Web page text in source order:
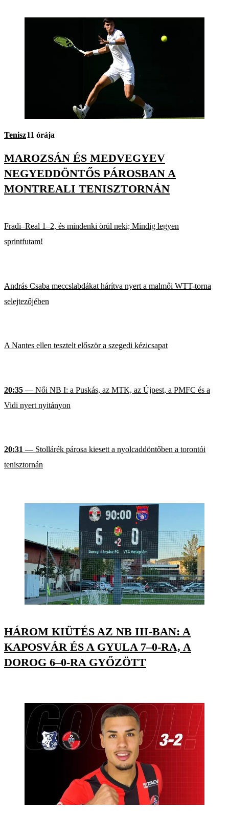
Tenisz11 órája
MAROZSÁN ÉS MEDVEGYEV
NEGYEDDÖNTŐS PÁROSBAN A
MONTREALI TENISZTORNÁN
Fradi–Real 1–2, és mindenki örül neki; Mindig legyen
sprintfutam!
András Csaba meccslabdákat hárítva nyert a malmői WTT-torna
selejtezőjében
A Nantes ellen tesztelt először a szegedi kézicsapat
20:35 — Női NB I: a Puskás, az MTK, az Újpest, a PMFC és a
Vidi nyert nyitányon
20:31 — Stollárék párosa kiesett a nyolcaddöntőben a torontói
tenisztornán
HÁROM KIÜTÉS AZ NB III-BAN: A
KAPOSVÁR ÉS A GYULA 7–0-RA, A
DOROG 6–0-RA GYŐZÖTT